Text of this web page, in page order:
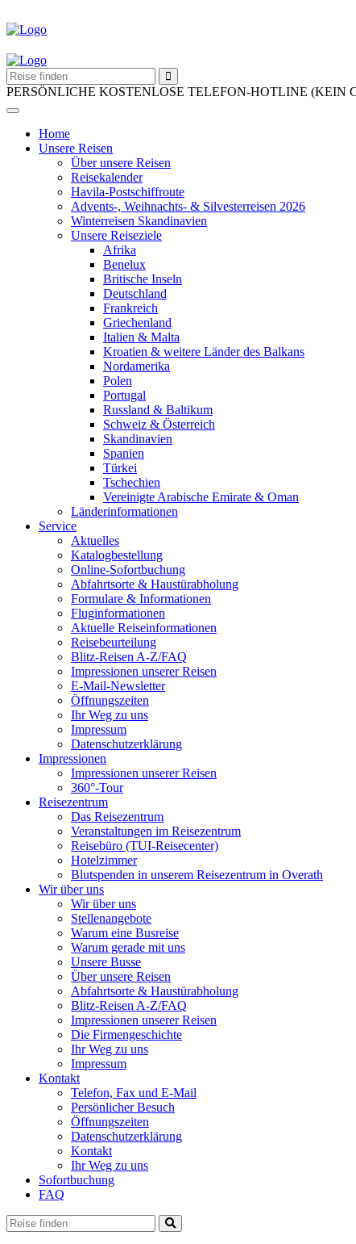
PERSÖNLICHE KOSTENLOSE TELEFON-HOTLINE (KEIN
Home
Unsere Reisen
Über unsere Reisen
Reisekalender
Havila-Postschiffroute
Advents-, Weihnachts- & Silvesterreisen 2026
Winterreisen Skandinavien
Unsere Reiseziele
Afrika
Benelux
Britische Inseln
Deutschland
Frankreich
Griechenland
Italien & Malta
Kroatien & weitere Länder des Balkans
Nordamerika
Polen
Portugal
Russland & Baltikum
Schweiz & Österreich
Skandinavien
Spanien
Türkei
Tschechien
Vereinigte Arabische Emirate & Oman
Länderinformationen
Service
Aktuelles
Katalogbestellung
Online-Sofortbuchung
Abfahrtsorte & Haustürabholung
Formulare & Informationen
Fluginformationen
Aktuelle Reiseinformationen
Reisebeurteilung
Blitz-Reisen A-Z/FAQ
Impressionen unserer Reisen
E-Mail-Newsletter
Öffnungszeiten
Ihr Weg zu uns
Impressum
Datenschutzerklärung
Impressionen
Impressionen unserer Reisen
360°-Tour
Reisezentrum
Das Reisezentrum
Veranstaltungen im Reisezentrum
Reisebüro (TUI-Reisecenter)
Hotelzimmer
Blutspenden in unserem Reisezentrum in Overath
Wir über uns
Wir über uns
Stellenangebote
Warum eine Busreise
Warum gerade mit uns
Unsere Busse
Über unsere Reisen
Abfahrtsorte & Haustürabholung
Blitz-Reisen A-Z/FAQ
Impressionen unserer Reisen
Die Firmengeschichte
Ihr Weg zu uns
Impressum
Kontakt
Telefon, Fax und E-Mail
Persönlicher Besuch
Öffnungszeiten
Datenschutzerklärung
Kontakt
Ihr Weg zu uns
Sofortbuchung
FAQ